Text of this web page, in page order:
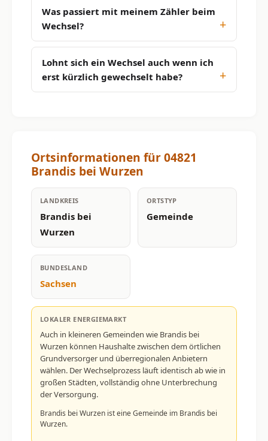
Was passiert mit meinem Zähler beim
Wechsel?
Lohnt sich ein Wechsel auch wenn ich
erst kürzlich gewechselt habe?
Ortsinformationen für 04821
Brandis bei Wurzen
LANDKREIS
Brandis bei
Wurzen
ORTSTYP
Gemeinde
BUNDESLAND
Sachsen
LOKALER ENERGIEMARKT
Auch in kleineren Gemeinden wie Brandis bei
Wurzen können Haushalte zwischen dem örtlichen
Grundversorger und überregionalen Anbietern
wählen. Der Wechselprozess läuft identisch ab wie in
großen Städten, vollständig ohne Unterbrechung
der Versorgung.
Brandis bei Wurzen ist eine Gemeinde im Brandis bei
Wurzen.